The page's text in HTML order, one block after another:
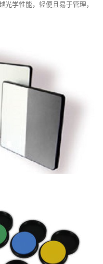
学性能，轻便且易于管理，